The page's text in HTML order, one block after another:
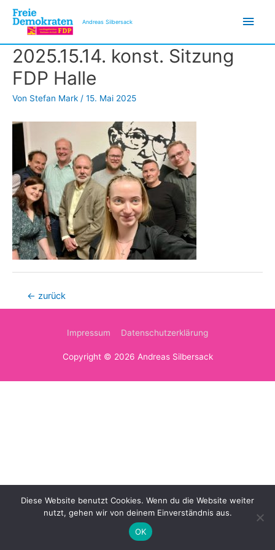
Inhalt
springen
Andreas Silbersack
2025.15.14. konst. Sitzung
FDP Halle
Von Stefan Mark / 15. Mai 2025
Beitragsnavigation
← zurück
Impressum Datenschutzerklärung
Copyright © 2026 Andreas Silbersack
Diese Website benutzt Cookies. Wenn du die Website weiter
nutzt, gehen wir von deinem Einverständnis aus.
OK